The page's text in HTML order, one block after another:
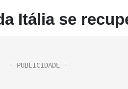
Itália se